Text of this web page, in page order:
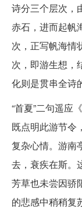
诗分三个层次，
赤石，进而起帆
次，正写帆海情
次，即游生想，
化则是贯串全诗
“首夏”二句遥应
既点明此游节令
复杂心情。游南
去，衰疾在斯。
芳草也未尝因骄
的悲感中稍稍复